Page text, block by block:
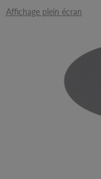
Affichage plein écran